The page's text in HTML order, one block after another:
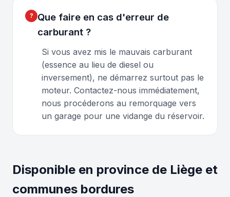
Que faire en cas d'erreur de
carburant ?
Si vous avez mis le mauvais carburant
(essence au lieu de diesel ou
inversement), ne démarrez surtout pas le
moteur. Contactez-nous immédiatement,
nous procéderons au remorquage vers
un garage pour une vidange du réservoir.
Disponible en province de Liège et
communes bordures